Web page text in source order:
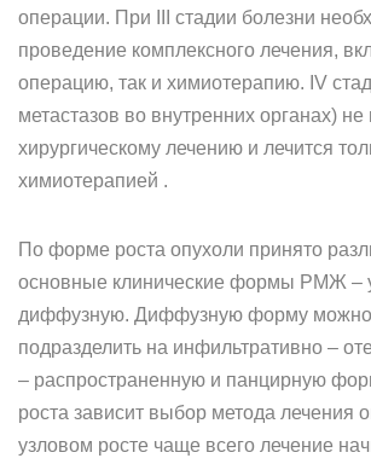
операции. При III стадии болезни
проведение комплексного лечения,
операцию, так и химиотерапию. IV
метастазов во внутренних органах) не
хирургическому лечению и лечится
химиотерапией .
По форме роста опухоли принято
основные клинические формы РМЖ –
диффузную. Диффузную форму можно
подразделить на инфильтративно –
– распространенную и панцирную
роста зависит выбор метода лечения
узловом росте чаще всего лечение